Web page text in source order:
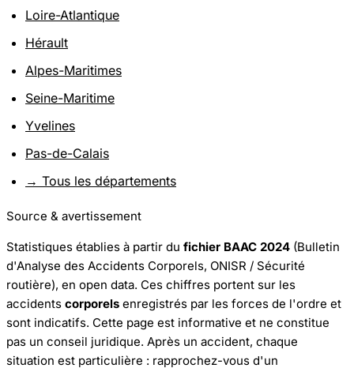
Loire-Atlantique
Hérault
Alpes-Maritimes
Seine-Maritime
Yvelines
Pas-de-Calais
→ Tous les départements
Source & avertissement
Statistiques établies à partir du fichier BAAC 2024 (Bulletin
d'Analyse des Accidents Corporels, ONISR / Sécurité
routière), en open data. Ces chiffres portent sur les
accidents corporels enregistrés par les forces de l'ordre et
sont indicatifs. Cette page est informative et ne constitue
pas un conseil juridique. Après un accident, chaque
situation est particulière : rapprochez-vous d'un